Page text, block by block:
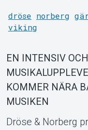
dröse norberg
viking
EN INTENSIV
KOMMER NÄRA
MUSIKEN
Dröse & Norberg